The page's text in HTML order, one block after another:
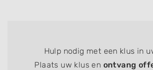
Hulp nodig met een klus in
Plaats uw klus en ontvang